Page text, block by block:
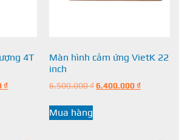
4T
₫
Màn hình cảm ứng VietK 22
inch
6.500.000₫6.400.000 ₫
Mua hàng